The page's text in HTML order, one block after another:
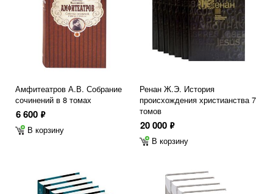
Амфитеатров А.В. Собрание
сочинений в 8 томах
6 600 ф
В корзину
Ренан Ж.Э. История
происхождения христианства 7
томов
20 000 ф
В корзину